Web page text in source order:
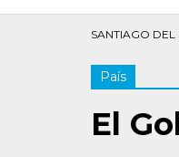
SANTIAGO DEL
País
El